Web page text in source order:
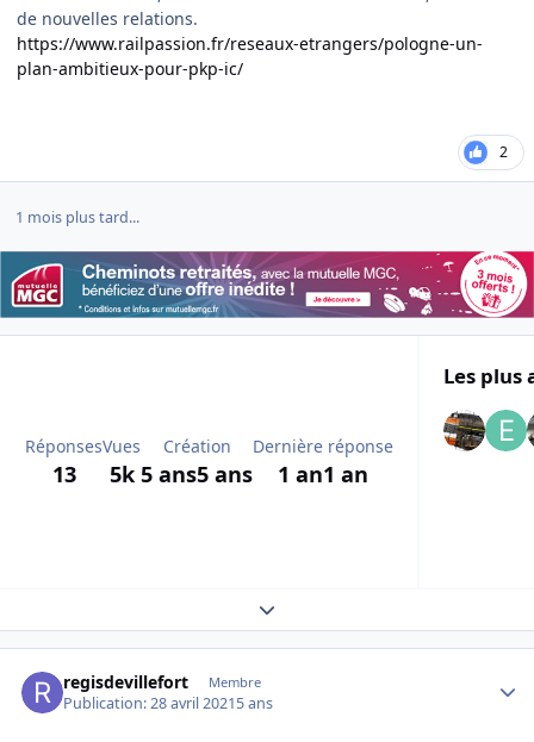
de nouvelles relations.
https://www.railpassion.fr/reseaux-etrangers/pologne-un-
plan-ambitieux-pour-pkp-ic/
2
1 mois plus tard...
Réponses
13
Vues
5k
Création
5 ans5 ans
Dernière réponse
1 an1 an
Les plus
Expand topic overview
regisdevillefort Membre
Publication:28 avril 20215 ans